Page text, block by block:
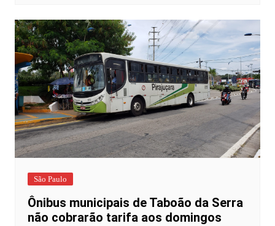
São Paulo
Ônibus municipais de Taboão da Serra
não cobrarão tarifa aos domingos